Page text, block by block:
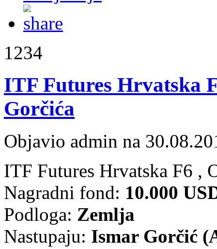
1234
ITF Futures Hrvatska
Gorčića
Objavio admin na
ITF Futures Hrvatska F6 ,
Nagradni fond: 10.000
Podloga: Zemlja
Nastupaju: Ismar Gorčić